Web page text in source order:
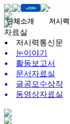
단체소개 저시
자료실
저시력통신문
눈이야기
활동보고서
문서자료실
글공모수상작
동영상자료실